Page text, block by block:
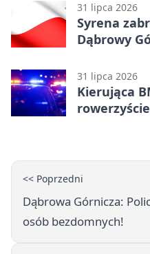
31 lipca 2026
Syrena
Dąbrowy
31 lipca 2026
Kierująca
<< Poprzedni
Dąbrowa Górnicza:
osób bezdomnych!